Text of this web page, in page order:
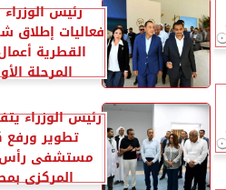
رئيس
فعاليات إطلاق
القطرية
المرحلة
رئيس الوزراء
تطوير ورفع
مستشفى رأس
المركزي